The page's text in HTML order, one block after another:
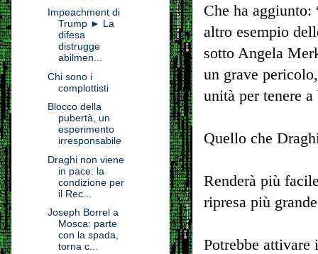
Che ha aggiunto:
altro esempio
sotto Angela
un grave
unità per tenere
Quello che
Renderà più
ripresa più
Potrebbe
Impeachment di
Trump ► La
difesa
distrugge
abilmen...
Chi sono i
complottisti
Blocco della
pubertà, un
esperimento
irresponsabile
Draghi non viene
in pace: la
condizione per
il Rec...
Joseph Borrel a
Mosca: parte
con la spada,
torna c...